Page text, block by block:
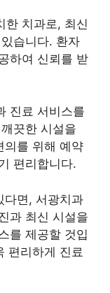
한 치과로, 최신
습니다. 환자
하여 신뢰를 받
진료 서비스를
끗한 시설을
의를 위해 예약
편리합니다.
다면, 서광치과
과 최신 시설을
를 제공할 것입
편리하게 진료